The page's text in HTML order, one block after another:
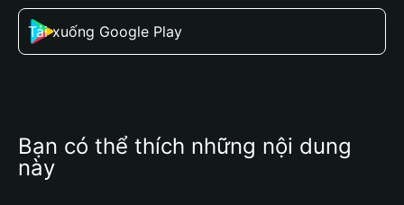
Tải xuống Google Play
Bạn có thể thích những nội dung
này